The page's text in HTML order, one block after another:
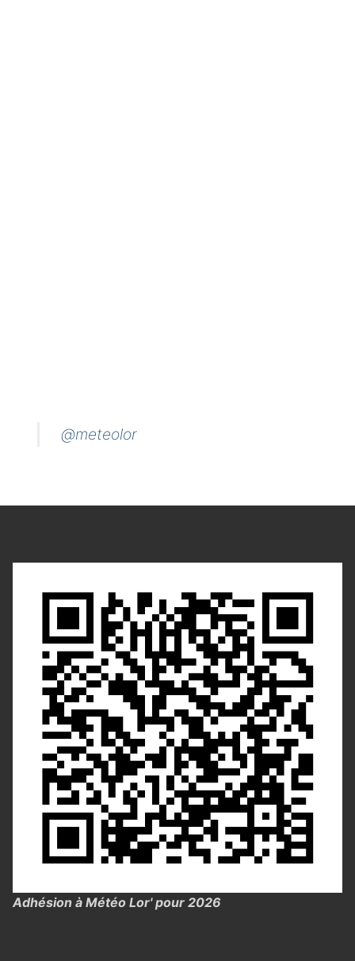
@meteolor
Adhésion à Météo Lor' pour 2026